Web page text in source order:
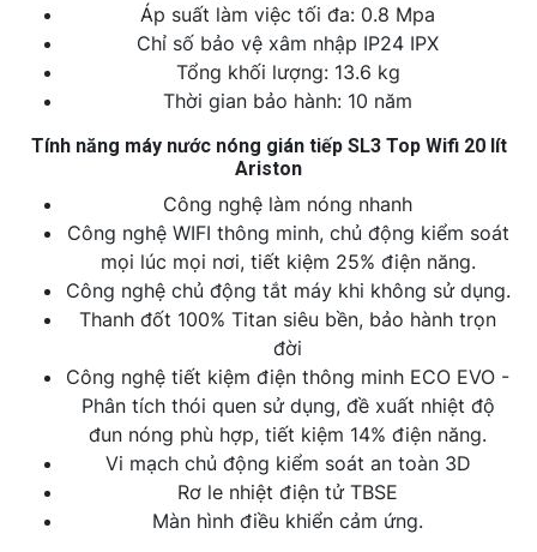
Áp suất làm việc tối đa: 0.8 Mpa
Chỉ số bảo vệ xâm nhập IP24 IPX
Tổng khối lượng: 13.6 kg
Thời gian bảo hành: 10 năm
Tính năng máy nước nóng gián tiếp SL3 Top Wifi 20 lít
Ariston
Công nghệ làm nóng nhanh
Công nghệ WIFI thông minh, chủ động kiểm soát
mọi lúc mọi nơi, tiết kiệm 25% điện năng.
Công nghệ chủ động tắt máy khi không sử dụng.
Thanh đốt 100% Titan siêu bền, bảo hành trọn
đời
Công nghệ tiết kiệm điện thông minh ECO EVO -
Phân tích thói quen sử dụng, đề xuất nhiệt độ
đun nóng phù hợp, tiết kiệm 14% điện năng.
Vi mạch chủ động kiểm soát an toàn 3D
Rơ le nhiệt điện tử TBSE
Màn hình điều khiển cảm ứng.